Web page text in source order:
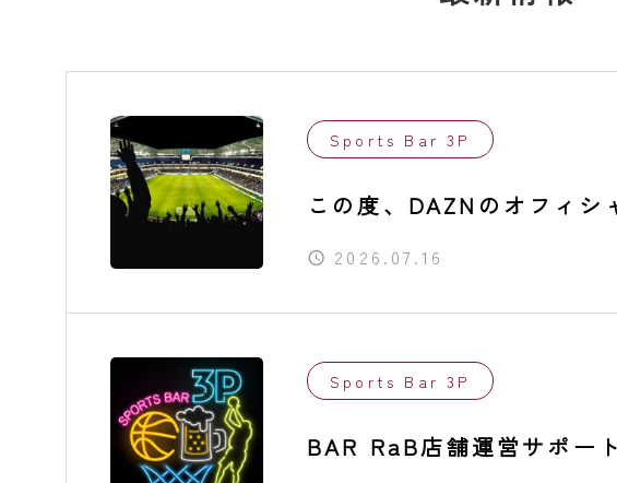
Sports Bar 3P
この度、DAZNのオフィシ
いただきました
2026.07.16
Sports Bar 3P
BAR RaB店舗運営サポー